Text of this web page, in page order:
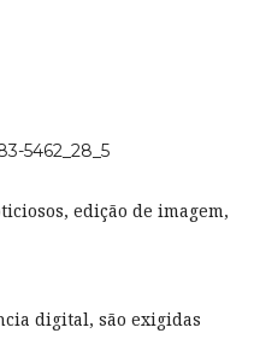
5462_28_5
edição de imagem,
digital, são exigidas